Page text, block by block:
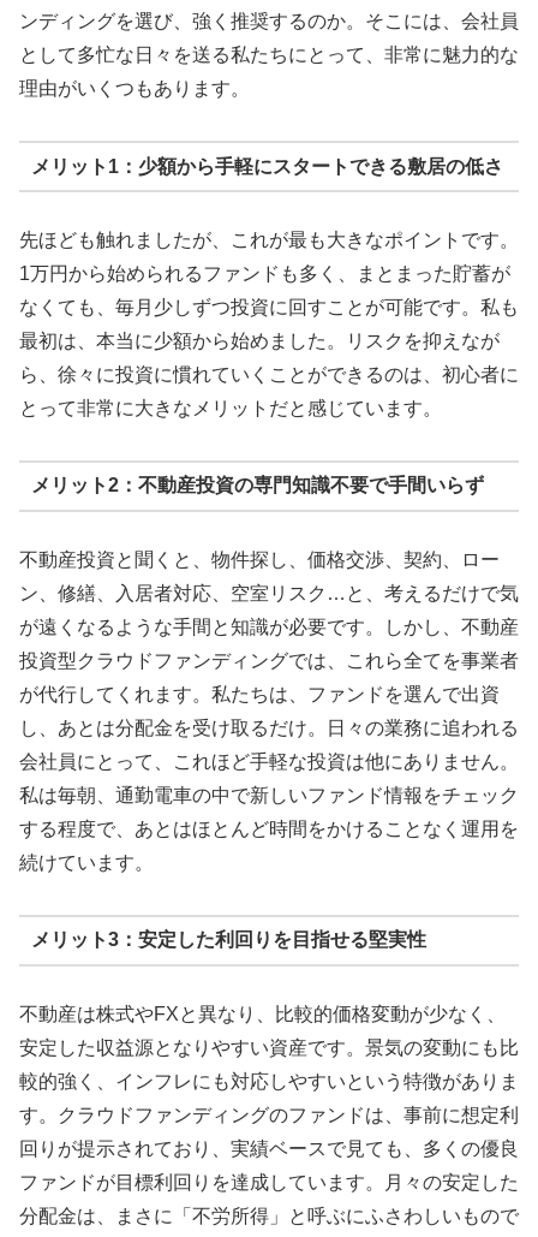
ンディングを選び、強く推奨するのか。そこには、会社員
として多忙な日々を送る私たちにとって、非常に魅力的な
理由がいくつもあります。
メリット1：少額から手軽にスタートできる敷居の低さ
先ほども触れましたが、これが最も大きなポイントです。
1万円から始められるファンドも多く、まとまった貯蓄が
なくても、毎月少しずつ投資に回すことが可能です。私も
最初は、本当に少額から始めました。リスクを抑えなが
ら、徐々に投資に慣れていくことができるのは、初心者に
とって非常に大きなメリットだと感じています。
メリット2：不動産投資の専門知識不要で手間いらず
不動産投資と聞くと、物件探し、価格交渉、契約、ロー
ン、修繕、入居者対応、空室リスク…と、考えるだけで気
が遠くなるような手間と知識が必要です。しかし、不動産
投資型クラウドファンディングでは、これら全てを事業者
が代行してくれます。私たちは、ファンドを選んで出資
し、あとは分配金を受け取るだけ。日々の業務に追われる
会社員にとって、これほど手軽な投資は他にありません。
私は毎朝、通勤電車の中で新しいファンド情報をチェック
する程度で、あとはほとんど時間をかけることなく運用を
続けています。
メリット3：安定した利回りを目指せる堅実性
不動産は株式やFXと異なり、比較的価格変動が少なく、
安定した収益源となりやすい資産です。景気の変動にも比
較的強く、インフレにも対応しやすいという特徴がありま
す。クラウドファンディングのファンドは、事前に想定利
回りが提示されており、実績ベースで見ても、多くの優良
ファンドが目標利回りを達成しています。月々の安定した
分配金は、まさに「不労所得」と呼ぶにふさわしいもので